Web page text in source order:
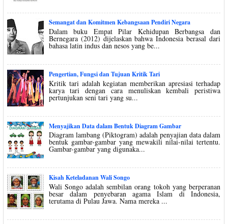
Semangat dan Komitmen Kebangsaan Pendiri Negara
Dalam buku Empat Pilar Kehidupan Berbangsa dan
Bernegara (2012) dijelaskan bahwa Indonesia berasal dari
bahasa latin indus dan nesos yang be...
Pengertian, Fungsi dan Tujuan Kritik Tari
Kritik tari adalah kegiatan memberikan apresiasi terhadap
karya tari dengan cara menuliskan kembali peristiwa
pertunjukan seni tari yang su...
Menyajikan Data dalam Bentuk Diagram Gambar
Diagram lambang (Piktogram) adalah penyajian data dalam
bentuk gambar-gambar yang mewakili nilai-nilai tertentu.
Gambar-gambar yang digunaka...
Kisah Keteladanan Wali Songo
Wali Songo adalah sembilan orang tokoh yang berperanan
besar dalam penyebaran agama Islam di Indonesia,
terutama di Pulau Jawa. Nama mereka ...